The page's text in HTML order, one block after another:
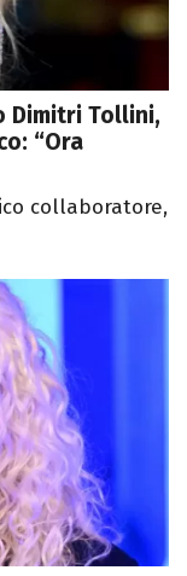
Dimitri Tollini,
“Ora
collaboratore,